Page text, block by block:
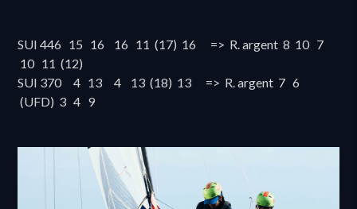
SUI 446 15 16 16 11 (17) 16 => R. argent 8 10 7
10 11 (12)
SUI 370 4 13 4 13 (18) 13 => R. argent 7 6
(UFD) 3 4 9